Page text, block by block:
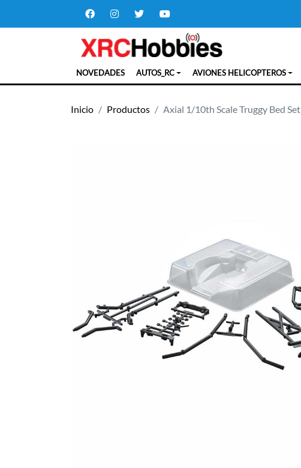
NOVEDADES AUTOS_RC AVIONES HELICOPTEROS
Inicio Productos Axial 1/10th Scale Truggy Bed Set